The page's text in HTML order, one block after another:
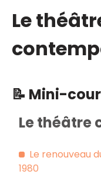
Le
📝 Mini-
Le théâtre
Le renouveau
1980